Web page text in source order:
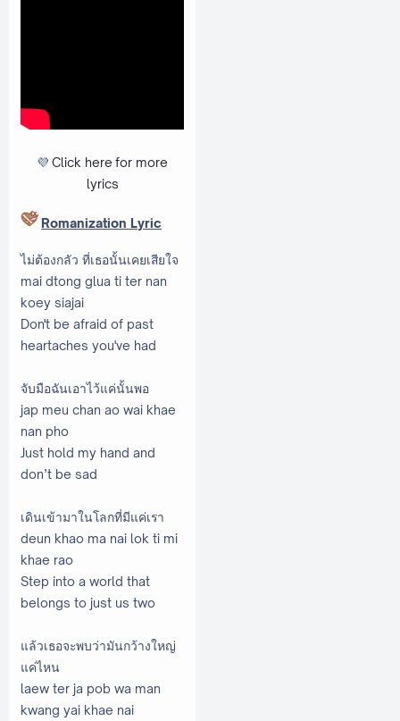
💜 Click here for more
lyrics
Romanization Lyric
ไม่ต้องกลัว ที่เธอนั้นเคยเสียใจ
mai dtong glua ti ter nan
koey siajai
Don't be afraid of past
heartaches you've had
จับมือฉันเอาไว้แค่นั้นพอ
jap meu chan ao wai khae
nan pho
Just hold my hand and
don’t be sad
เดินเข้ามาในโลกที่มีแค่เรา
deun khao ma nai lok ti mi
khae rao
Step into a world that
belongs to just us two
แล้วเธอจะพบว่ามันกว้างใหญ่
แค่ไหน
laew ter ja pob wa man
kwang yai khae nai